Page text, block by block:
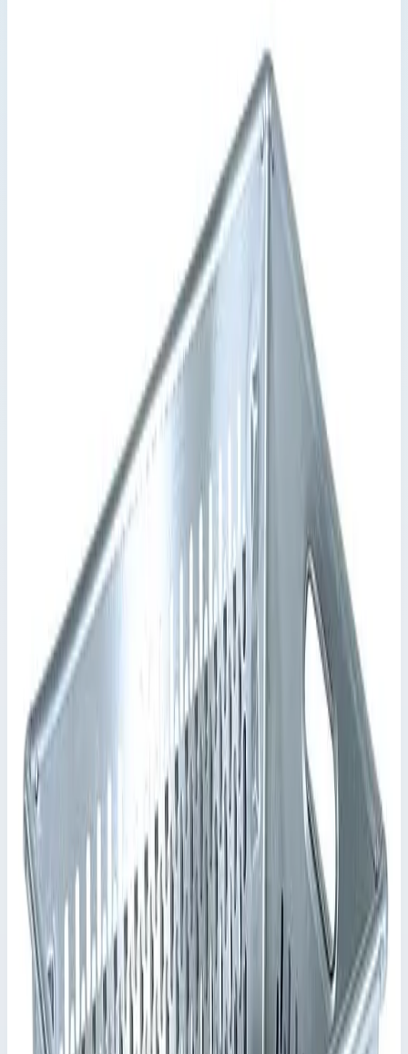
Кейс K 411 ZARGES с внутренним
Производитель: Zarges; Артикул: 41721; Внутренние размеры:
530 x 330 x 140 мм; Внешние размеры: 545 x 385 x 160 мм;
Объем: 24 л; Вес: 3,7 кг; Материал: Алюминий
Выберите исполнение
вариантов · артикул указан на каждом
41719 ступеней
41720 ступеней
Масса 2 кг
41721
Выбрано
41721 ступень
Масса 3,7 кг
Арт.
41722 ступени
Масса 5,9 кг
Снято с производства Артикул: 41721
Кейс K 411 ZARGES с внутренним оснащением 41721
Zarges
·Снято с производства· Снято с производства
Производитель: Zarges; Артикул: 41721; Внутренние размеры:
530 x 330 x 140 мм; Внешние размеры: 545 x 385 x 160 мм;
Объем: 24 л; Вес: 3,7 кг; Материал: Алюминий
Основные параметры